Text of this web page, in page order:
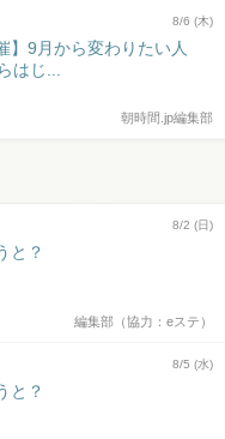
8/6 (木)
】9月から変わりたい人
はじ...
朝時間.jp編集部
8/2 (日)
と？
編集部（協力：eステ）
8/5 (水)
と？